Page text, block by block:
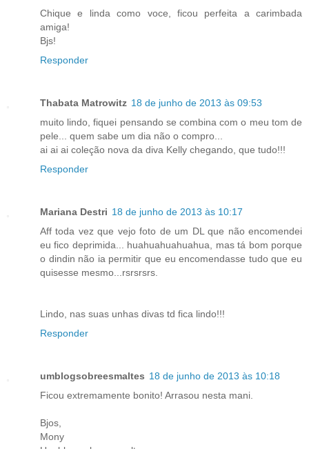
Chique e linda como voce, ficou perfeita a carimbada
amiga!
Bjs!
Responder
Thabata Matrowitz 18 de junho de 2013 às 09:53
muito lindo, fiquei pensando se combina com o meu tom de
pele... quem sabe um dia não o compro...
ai ai ai coleção nova da diva Kelly chegando, que tudo!!!
Responder
Mariana Destri 18 de junho de 2013 às 10:17
Aff toda vez que vejo foto de um DL que não encomendei
eu fico deprimida... huahuahuahuahua, mas tá bom porque
o dindin não ia permitir que eu encomendasse tudo que eu
quisesse mesmo...rsrsrsrs.
Lindo, nas suas unhas divas td fica lindo!!!
Responder
umblogsobreesmaltes 18 de junho de 2013 às 10:18
Ficou extremamente bonito! Arrasou nesta mani.
Bjos,
Mony